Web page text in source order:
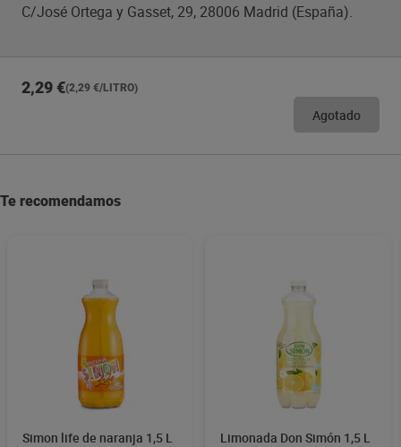
C/José Ortega y Gasset, 29, 28006 Madrid (España).
2,29 €(2,29 €/LITRO)
Agotado
Te recomendamos
Simon life de naranja 1,5 L Limonada Don Simón 1,5 L